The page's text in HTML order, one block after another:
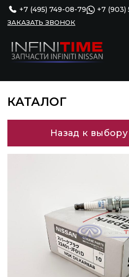
+7 (495) 749-08-79 +7 (903)
ЗАКАЗАТЬ ЗВОНОК
КАТАЛОГ
Назад к